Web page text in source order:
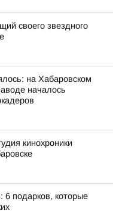
своего звездного
на Хабаровском
началось
кинохроники
6 подарков, которые